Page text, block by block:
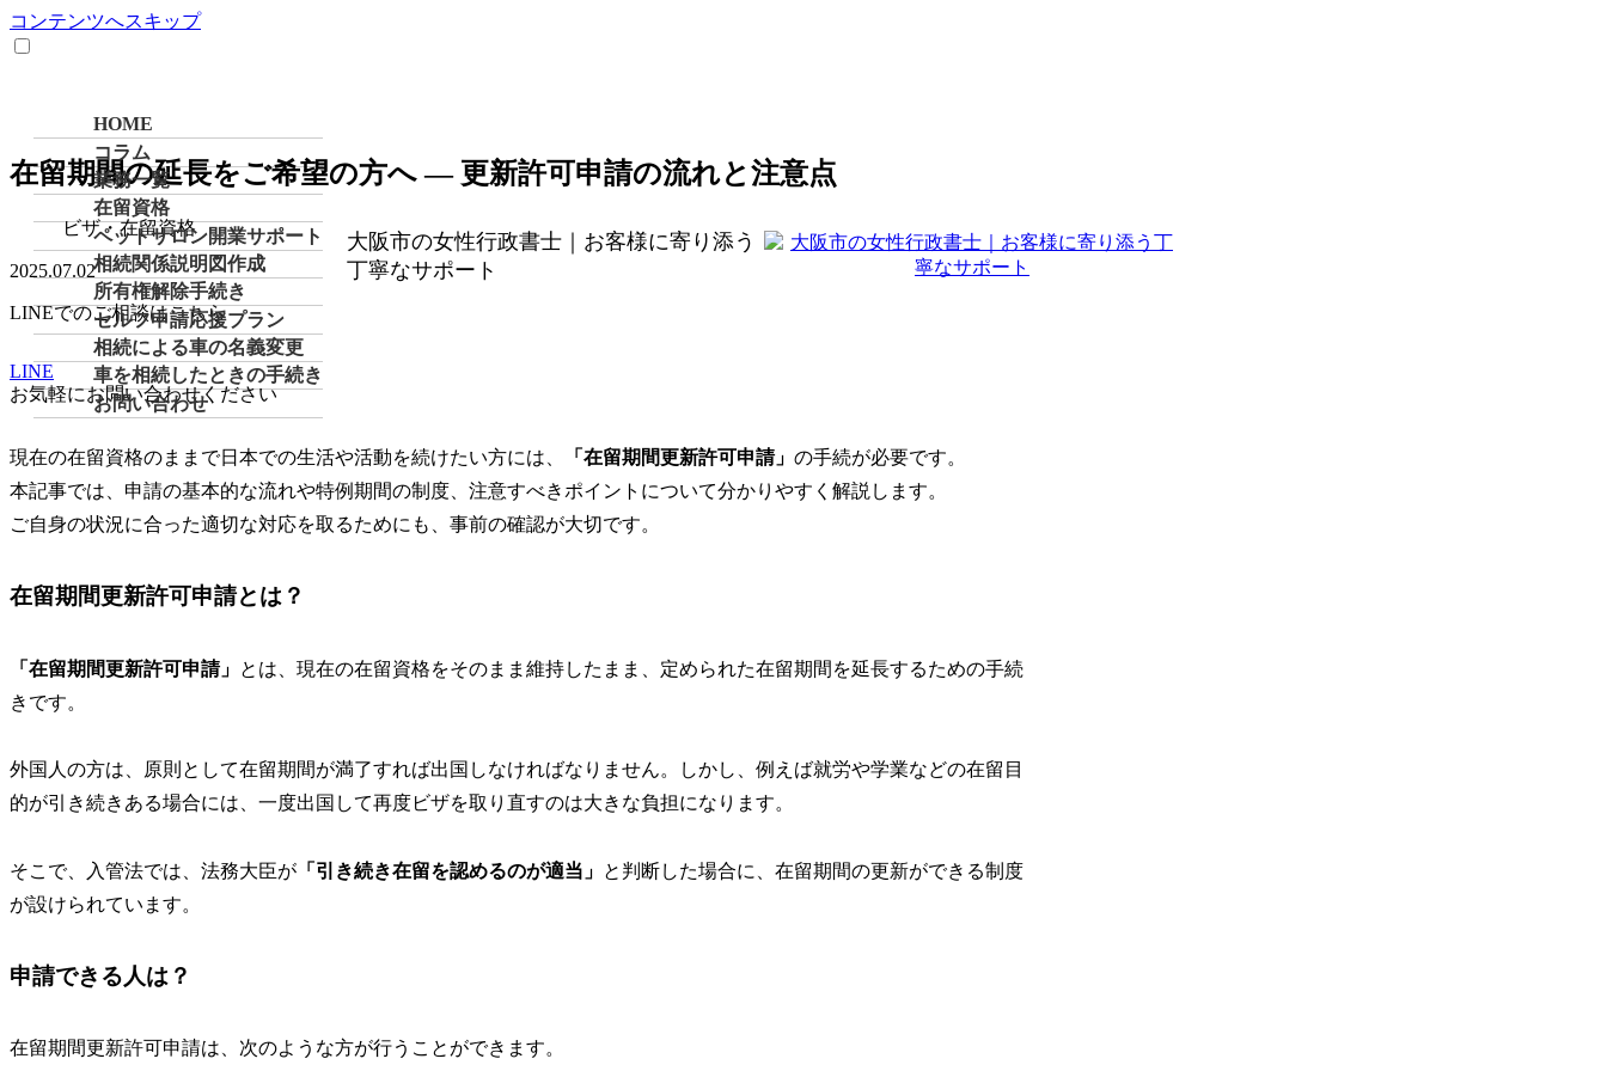
コンテンツへスキップ
HOME
コラム
業務一覧
在留資格
ペットサロン開業サポート
相続関係説明図作成
所有権解除手続き
セルフ申請応援プラン
相続による車の名義変更
車を相続したときの手続き
お問い合わせ
大阪市の女性行政書士｜お客様に寄り添う
丁寧なサポート
在留期間の延長をご希望の方へ ― 更新許可申請の流れと注意点
ビザ・在留資格
2025.07.02
LINEでのご相談はこちら
LINE
お気軽にお問い合わせください
現在の在留資格のままで日本での生活や活動を続けたい方には、 「在留期間更新許可申請」 の手続が必要です。
本記事では、 申請の基本的な流れや特例期間の制度、注意すべきポイントについて分かりやすく解説します。
ご自身の状況に合った適切な対応を取るためにも、事前の確認が大切です。
在留期間更新許可申請とは？
「在留期間更新許可申請」 とは、 現在の在留資格をそのまま維持したまま、定められた在留期間を延長するための手続
きです。
外国人の方は、原則として在留期間が満了すれば出国しなければなりません。しかし、例えば就労や学業などの在留目
的が引き続きある場合には、一度出国して再度ビザを取り直すのは大きな負担になります。
そこで、入管法では、法務大臣が 「引き続き在留を認めるのが適当」 と判断した場合に、在留期間の更新ができる制度
が設けられています。
申請できる人は？
在留期間更新許可申請は、次のような方が行うことができます。